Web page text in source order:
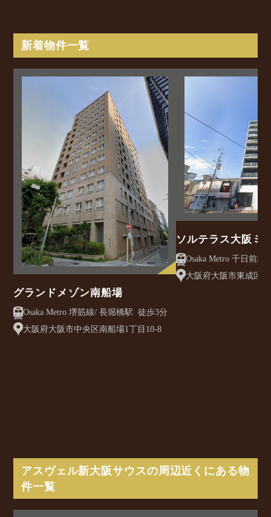
新着物件一覧
グランドメゾン南船場
Osaka Metro 堺筋線/ 長堀橋駅 徒歩3分
大阪府大阪市中央区南船場1丁目10-8
ソルテラス大阪ミ
クレアスト
大阪府大阪市東成区
アスヴェル新大阪サウスの周辺近くにある物
件一覧